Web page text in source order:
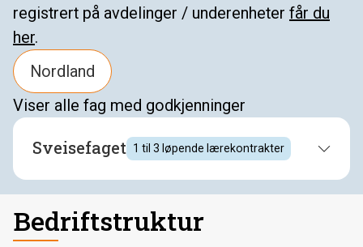
registrert på avdelinger / underenheter får du
her.
Nordland
Viser alle fag med godkjenninger
Sveisefaget 1 til 3 løpende lærekontrakter
Nordland
1 til 3 løpende lærekontrakter
Bedriftstruktur